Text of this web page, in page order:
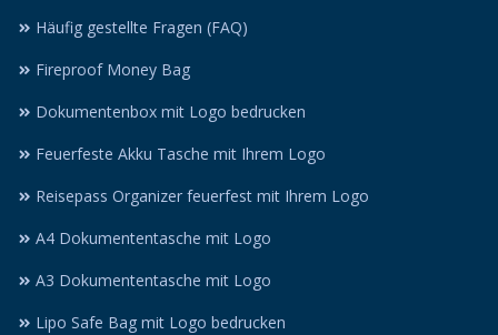
Häufig gestellte Fragen (FAQ)
Fireproof Money Bag
Dokumentenbox mit Logo bedrucken
Feuerfeste Akku Tasche mit Ihrem Logo
Reisepass Organizer feuerfest mit Ihrem Logo
A4 Dokumententasche mit Logo
A3 Dokumententasche mit Logo
Lipo Safe Bag mit Logo bedrucken